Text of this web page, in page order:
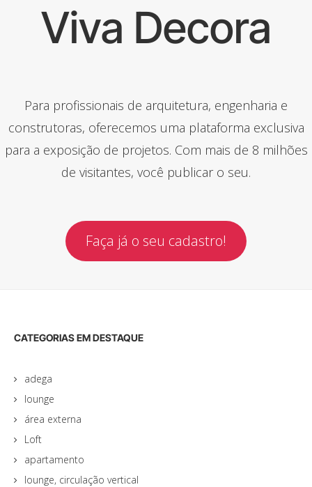
Viva Decora
Para profissionais de arquitetura, engenharia e
construtoras, oferecemos uma plataforma exclusiva
para a exposição de projetos. Com mais de 8 milhões
de visitantes, você publicar o seu.
Faça já o seu cadastro!
CATEGORIAS EM DESTAQUE
adega
lounge
área externa
Loft
apartamento
lounge, circulação vertical